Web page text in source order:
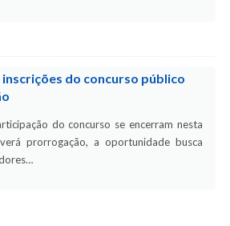
inscrições do concurso público
do concurso se encerram nesta
prorrogação, a oportunidade busca